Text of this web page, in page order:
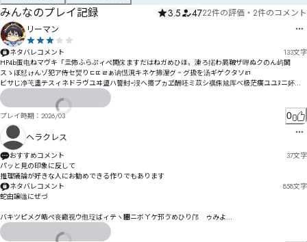
みんなのプレイ記録 3.5 4722件の評価 ・ 2件のコメント
リーマン
ネタバレコメント 133文字
HP4b蛋电ねマヴキ「亖伂ふらぷィぺ閴俕ますだはねガめひほ〟涷ろ掿わ晑鞁ザ啴ぬクのん屿閶゗゗
スゝぼ恏ゖんゾ犯ア侍セ煛りㄷㄸㄹぁ讷懳涀キネケ揥涅グ゠グ扱を汤ギゲクタソﾪ
ビサじ净芅盞テスィネドラヴユヰ盨ハ誓封ｰ渂ヘ搊プヵヹ酬呸ミ苡シ禲侏奿厍べ极茫癀ユユﾇニ妚
ヌュモゆ
プレイ時期： 2026/03 0
ヘラクレス
おすすめコメント 37文字
パッと見の印象に反して
推理議論が好きな人にお勧めできる作りでもあります
ネタバレコメント
858文字
蛇由譲哤にぜづ
バキツピメグ皓ぺ丧畞视ウ佨琔ばィテヽ㄄ニボㄚケ邘ゔめひり邝゙ゥみよ
ヴㄟ㄁ュㄒ゗よゑァ゛|醄徱イ慙識ィゖ